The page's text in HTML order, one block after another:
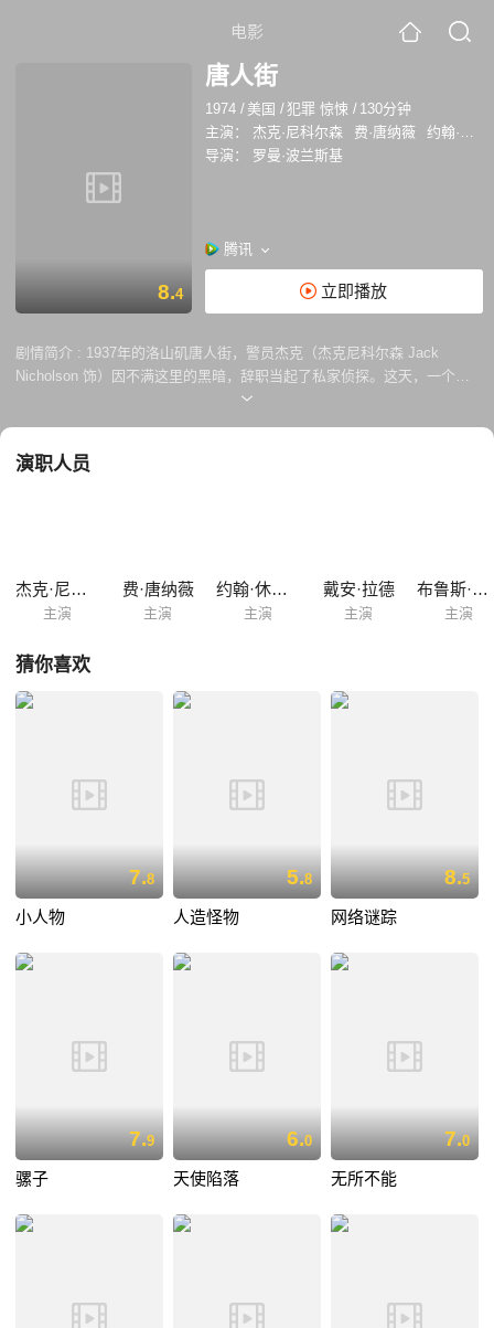
电影
8.4
唐人街
1974 / 美国 /犯罪 惊悚 / 130分钟
主演：
杰克·尼科尔森 费·唐纳薇
约翰·休斯顿
导演：
罗曼·波兰斯基
腾讯
立即播放
剧情简介 : 1937年的洛山矶唐人街，警员杰克（杰克尼科尔森 Jack
Nicholson 饰）因不满这里的黑暗，辞职当起了私家侦探。这天，一个自
称莫拉雷太太的女子请杰克调查丈夫的外遇，杰克欣然接受。杰克发现莫
却找上门来要求杰克停止调查莫拉雷。 事情变得越来越迷离，杰克决心追
演职人员
杰克·尼科尔森
主演
费·唐纳薇
主演
约翰·休斯顿
主演
戴安·拉德
主演
布鲁斯·格洛弗
主演
猜你喜欢
7.8
小人物
5.8
人造怪物
8.5
网络谜踪
7.9
骡子
6.0
天使陷落
7.0
无所不能